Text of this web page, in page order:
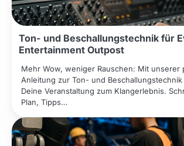
Ton- und Beschallungstechnik für
Entertainment Outpost
Mehr Wow, weniger Rauschen: Mit unserer
Anleitung zur Ton- und Beschallungstechnik
Deine Veranstaltung zum Klangerlebnis.
Plan, Tipps…